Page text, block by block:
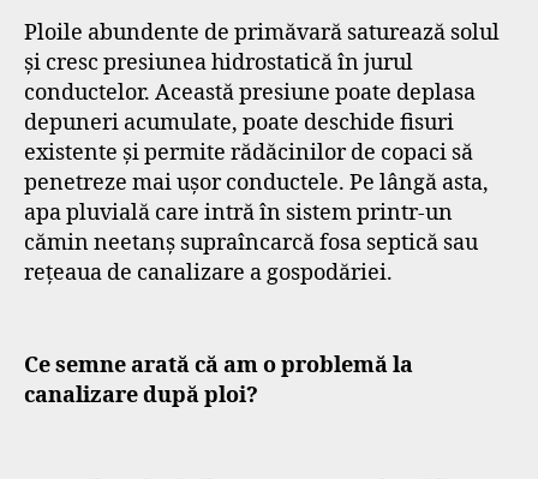
Ploile abundente de primăvară saturează solul
și cresc presiunea hidrostatică în jurul
conductelor. Această presiune poate deplasa
depuneri acumulate, poate deschide fisuri
existente și permite rădăcinilor de copaci să
penetreze mai ușor conductele. Pe lângă asta,
apa pluvială care intră în sistem printr-un
cămin neetanș supraîncarcă fosa septică sau
rețeaua de canalizare a gospodăriei.
Ce semne arată că am o problemă la
canalizare după ploi?